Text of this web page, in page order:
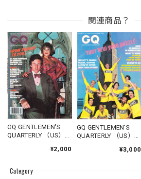
Category
関連商品？
GQ GENTLEMEN'S
QUARTERLY （US）
¥2,000
GQ GENTLEMEN'S
QUARTERLY （US）
¥3,000